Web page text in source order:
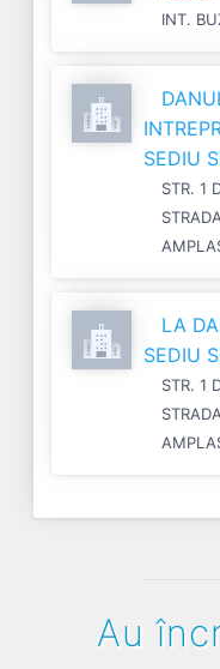
INT.
SEDIU
STR. 1
LA
SEDIU
STR. 1
Au